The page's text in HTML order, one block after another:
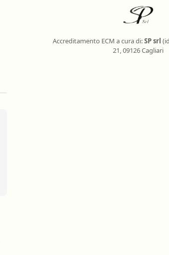
Accreditamento ECM a cura di:SP srl
21, 09126 Cagliari